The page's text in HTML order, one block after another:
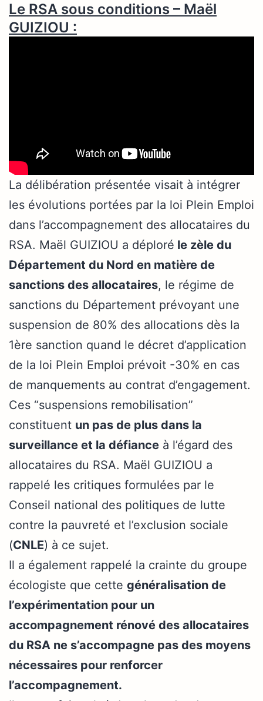
Le RSA sous conditions – Maël
GUIZIOU :
La délibération présentée visait à intégrer
les évolutions portées par la loi Plein Emploi
dans l’accompagnement des allocataires du
RSA. Maël GUIZIOU a déploré le zèle du
Département du Nord en matière de
sanctions des allocataires, le régime de
sanctions du Département prévoyant une
suspension de 80% des allocations dès la
1ère sanction quand le décret d’application
de la loi Plein Emploi prévoit -30% en cas
de manquements au contrat d’engagement.
Ces “suspensions remobilisation”
constituent un pas de plus dans la
surveillance et la défiance à l’égard des
allocataires du RSA. Maël GUIZIOU a
rappelé les critiques formulées par le
Conseil national des politiques de lutte
contre la pauvreté et l’exclusion sociale
(CNLE) à ce sujet.
Il a également rappelé la crainte du groupe
écologiste que cette généralisation de
l’expérimentation pour un
accompagnement rénové des allocataires
du RSA ne s’accompagne pas des moyens
nécessaires pour renforcer
l’accompagnement.